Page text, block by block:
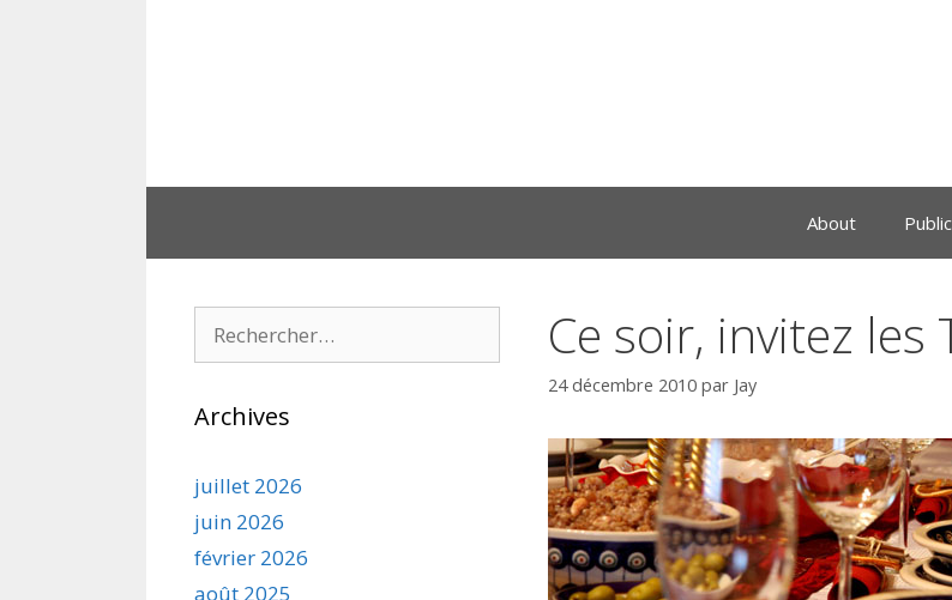
About
Ce soir, invitez les
24 décembre 2010 par Jay
Archives
juillet 2026
juin 2026
février 2026
août 2025